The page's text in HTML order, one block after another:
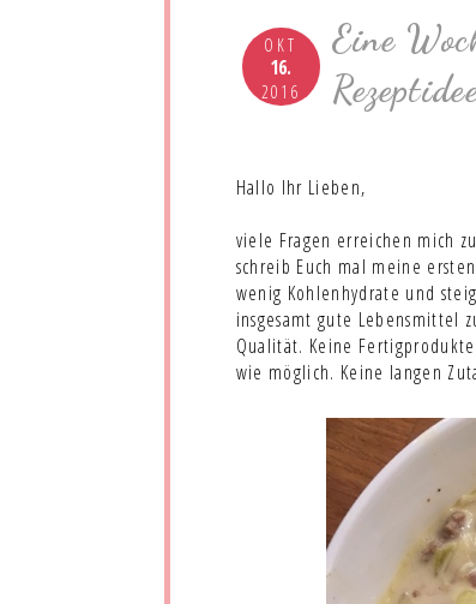
OKT
16.
2016
Eine
Hallo Ihr Lieben,
viele Fragen erreichen mich
schreib Euch mal meine
wenig Kohlenhydrate und
insgesamt gute Lebensmittel
Qualität. Keine
wie möglich. Keine langen